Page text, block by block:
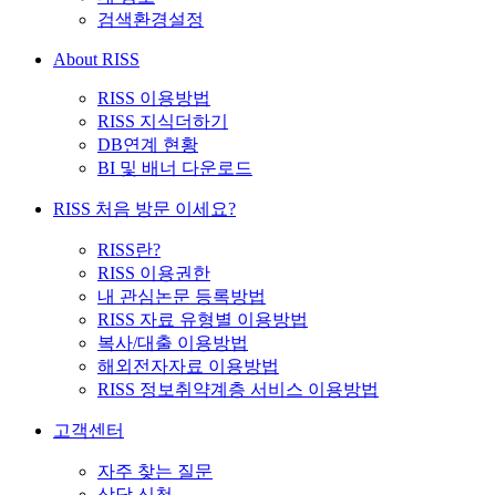
검색환경설정
About RISS
RISS 이용방법
RISS 지식더하기
DB연계 현황
BI 및 배너 다운로드
RISS 처음 방문 이세요?
RISS란?
RISS 이용권한
내 관심논문 등록방법
RISS 자료 유형별 이용방법
복사/대출 이용방법
해외전자자료 이용방법
RISS 정보취약계층 서비스 이용방법
고객센터
자주 찾는 질문